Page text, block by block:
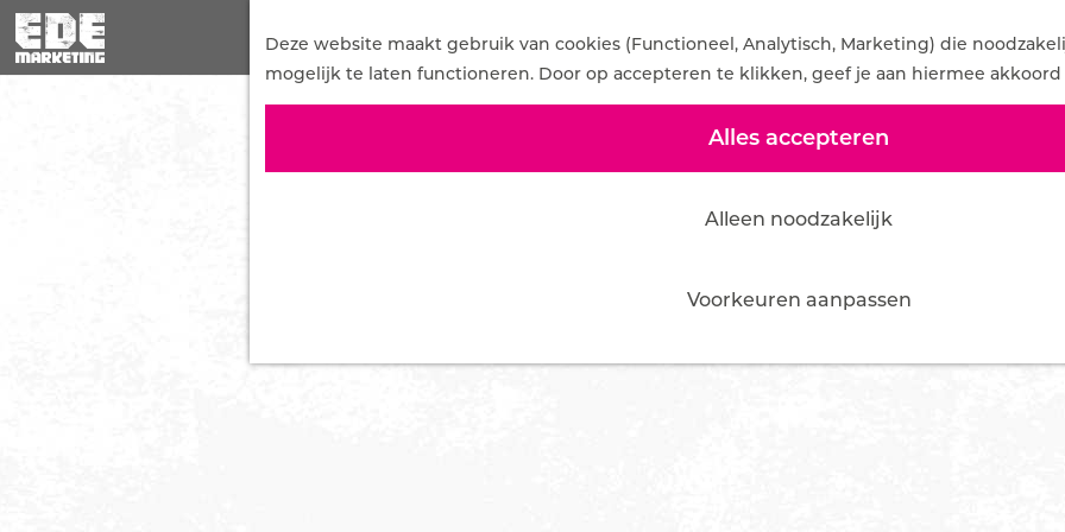
Deze website maakt gebruik van cookies (Functioneel, Analytisch, Marketing) die
mogelijk te laten functioneren. Door op accepteren te klikken, geef je aan hiermee akkoord
Alles accepteren
Alleen noodzakelijk
Voorkeuren aanpassen
G
a
n